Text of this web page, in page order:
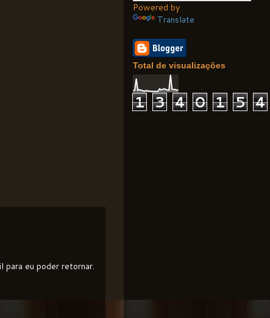
para eu poder retornar.
Powered by
Translate
Total de visualizações
1 3 4 0 1 5 4